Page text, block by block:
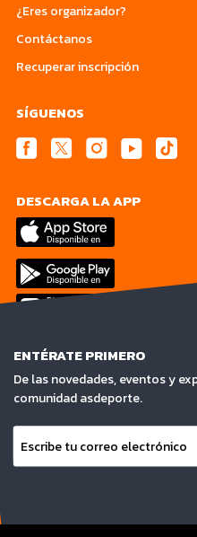
¿Eres organizador?
Contáctanos
Recuperar inscripción
SÍGUENOS
DESCARGA LA APP
ENTÉRATE PRIMERO
De las novedades, eventos y
comunidad asdeporte.